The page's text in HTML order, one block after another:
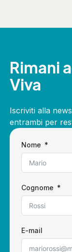
Rimani
Viva
Iscriviti alla
entrambi per
Nome
Cognome
E-mail